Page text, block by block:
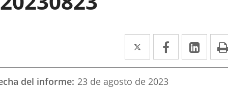
Twitter
Enlace
a
una
Facebook
Enlace
a
a
del informe 23 de agosto de 2023